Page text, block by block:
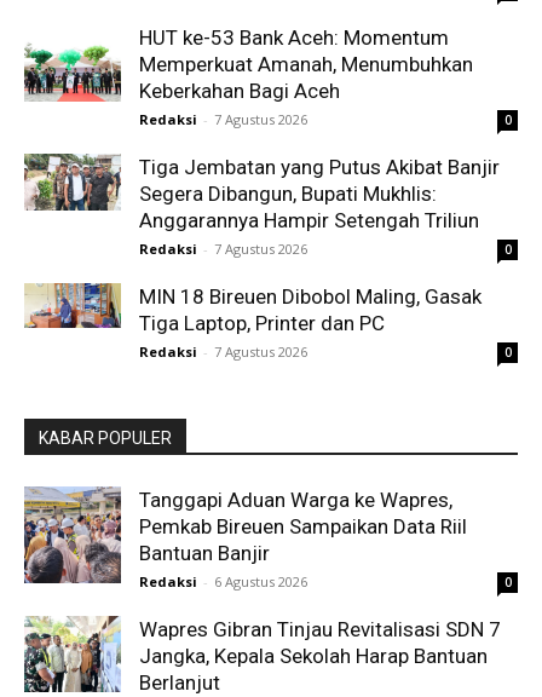
HUT ke-53 Bank Aceh: Momentum
Memperkuat Amanah, Menumbuhkan
Keberkahan Bagi Aceh
Redaksi - 7 Agustus 2026 0
Tiga Jembatan yang Putus Akibat Banjir
Segera Dibangun, Bupati Mukhlis:
Anggarannya Hampir Setengah Triliun
Redaksi - 7 Agustus 2026 0
MIN 18 Bireuen Dibobol Maling, Gasak
Tiga Laptop, Printer dan PC
Redaksi - 7 Agustus 2026 0
KABAR POPULER
Tanggapi Aduan Warga ke Wapres,
Pemkab Bireuen Sampaikan Data Riil
Bantuan Banjir
Redaksi - 6 Agustus 2026 0
Wapres Gibran Tinjau Revitalisasi SDN 7
Jangka, Kepala Sekolah Harap Bantuan
Berlanjut